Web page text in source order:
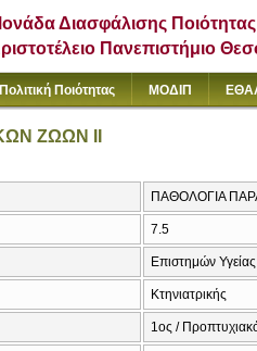
Διασφάλισης Ποιότητας
Πανεπιστήμιο
Πολιτική Ποιότητας ΜΟΔΙΠ
ΖΩΩΝ ΙΙ
ΠΑΘΟΛΟΓΙΑ
7.5
Επιστημών Υγείας
Κτηνιατρικής
1ος /